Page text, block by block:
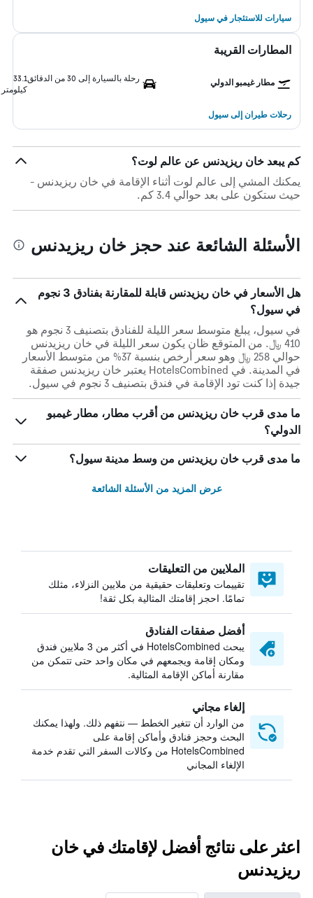
سيارات للاستئجار في سيول
المطارات القريبة
مطار غيمبو الدولي رحلة بالسيارة إلى 30 من الدقائق
33.1
كيلومتر
رحلات طيران إلى سيول
كم يبعد خان ريزيدنس عن عالم لوت؟
يمكنك المشي إلى عالم لوت أثناء الإقامة في خان ريزيدنس -
حيث ستكون على بعد حوالي 3.4 كم.
الأسئلة الشائعة عند حجز خان ريزيدنس
هل الأسعار في خان ريزيدنس قابلة للمقارنة بفنادق 3 نجوم
في سيول؟
في سيول، يبلغ متوسط ​​سعر الليلة للفنادق بتصنيف 3 نجوم هو
410 ﷼. من المتوقع ظان يكون سعر الليلة في خان ريزيدنس
حوالي 258 ﷼ وهو سعر أرخص بنسبة 37% من متوسط الأسعار
في المدينة. في HotelsCombined يعتبر خان ريزيدنس صفقة
جيدة إذا كنت تود الإقامة في فندق بتصنيف 3 نجوم في سيول.
ما مدى قرب خان ريزيدنس من أقرب مطار، مطار غيمبو
الدولي؟
ما مدى قرب خان ريزيدنس من وسط مدينة سيول؟
عرض المزيد من الأسئلة الشائعة
الملايين من التعليقات
تقييمات وتعليقات حقيقية من ملايين النزلاء، مثلك
تمامًا. احجز إقامتك المثالية بكل ثقة!
أفضل صفقات الفنادق
يبحث HotelsCombined في أكثر من 3 ملايين فندق
ومكان إقامة ويجمعهم في مكان واحد حتى تتمكن من
مقارنة أماكن الإقامة المثالية.
إلغاء مجاني
من الوارد أن تتغير الخطط — نتفهم ذلك. ولهذا يمكنك
البحث وحجز فنادق وأماكن إقامة على
HotelsCombined من وكالات السفر التي تقدم خدمة
الإلغاء المجاني
اعثر على نتائج أفضل لإقامتك في خان
ريزيدنس